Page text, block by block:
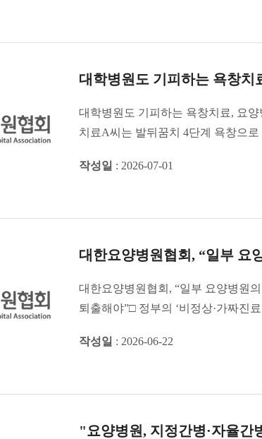
대학병원도 기피하는 욕창치
대학병원도 기피하는 욕창치료, 요
치료A씨는 발뒤꿈치 4단계 욕창으
작성일 : 2026-07-01
대한요양병원협회, “일부 요
대한요양병원협회, “일부 요양병원
퇴출해야”□ 정부의 ‘비정상·가짜진
작성일 : 2026-06-22
"요양병원, 지정간병·자율간